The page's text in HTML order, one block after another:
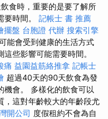
食時，重要的是要了解所
要時間。 記帳士 書 推薦
擺盤 台胞證 代辦 搜索引擎
能會受到健康的生活方式
些影響可能需要時間。
痛 益園益筋絡推拿 記帳士
超過40天的90天飲食為發
機會。 多樣化的飲食可以
，這對年齡較大的年齡段尤
開公司 度假租約不會為自